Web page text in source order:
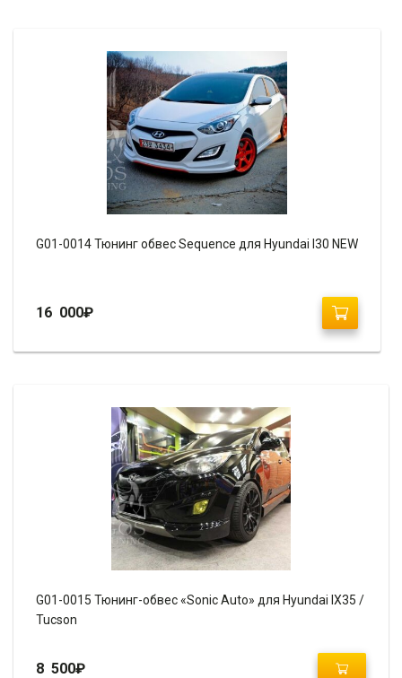
G01-0014 Тюнинг обвес Sequence для Hyundai I30 NEW
16 000₽
G01-0015 Тюнинг-обвес «Sonic Auto» для Hyundai IX35 /
Tucson
8 500₽